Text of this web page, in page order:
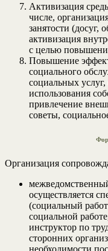
Активизация
числе,
занятости (досуг,
активизация
с целью
Повышение
социального
социальных
использования
привлечение
советы,
Организация
осуществляется
(социальный
социальной
инструктор по
сторонних
необходимости